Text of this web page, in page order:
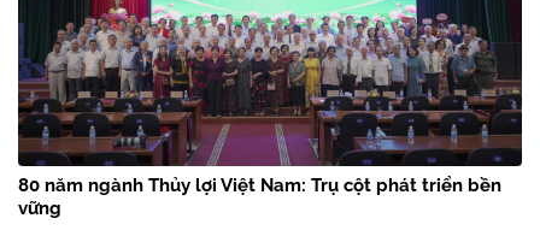
80 năm ngành Thủy lợi Việt Nam: Trụ cột phát triển bền
vững